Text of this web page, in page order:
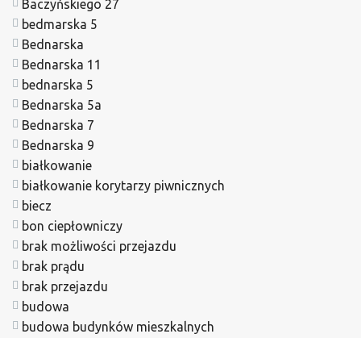
Baczyńskiego 27
bedmarska 5
Bednarska
Bednarska 11
bednarska 5
Bednarska 5a
Bednarska 7
Bednarska 9
białkowanie
białkowanie korytarzy piwnicznych
biecz
bon ciepłowniczy
brak możliwości przejazdu
brak prądu
brak przejazdu
budowa
budowa budynków mieszkalnych